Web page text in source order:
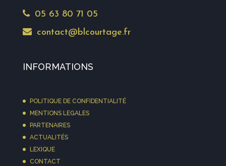
05 63 80 71 05
contact@blcourtage.fr
INFORMATIONS
POLITIQUE DE CONFIDENTIALITÉ
MENTIONS LEGALES
PARTENAIRES
ACTUALITÉS
LEXIQUE
CONTACT